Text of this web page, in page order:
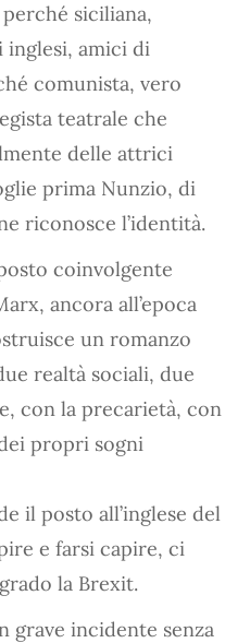
siciliana,
inglesi, amici di
comunista, vero
teatrale che
delle attrici
prima Nunzio, di
riconosce l’identità.
coinvolgente
ancora all’epoca
un romanzo
realtà sociali, due
con la precarietà, con
propri sogni
il posto all’inglese del
e farsi capire, ci
la Brexit.
grave incidente senza